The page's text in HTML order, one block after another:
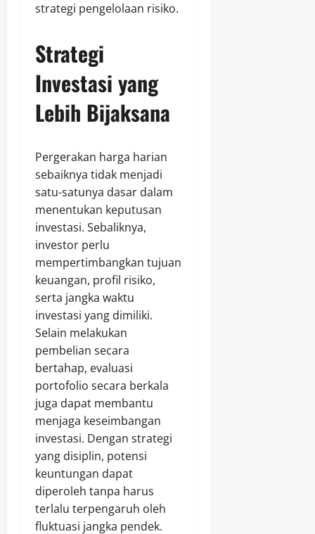
strategi pengelolaan risiko.
Strategi
Investasi yang
Lebih Bijaksana
Pergerakan harga harian
sebaiknya tidak menjadi
satu-satunya dasar dalam
menentukan keputusan
investasi. Sebaliknya,
investor perlu
mempertimbangkan tujuan
keuangan, profil risiko,
serta jangka waktu
investasi yang dimiliki.
Selain melakukan
pembelian secara
bertahap, evaluasi
portofolio secara berkala
juga dapat membantu
menjaga keseimbangan
investasi. Dengan strategi
yang disiplin, potensi
keuntungan dapat
diperoleh tanpa harus
terlalu terpengaruh oleh
fluktuasi jangka pendek.